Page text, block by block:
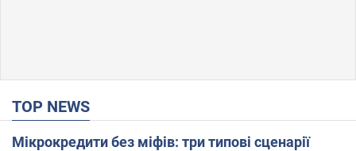
TOP NEWS
Мікрокредити без міфів: три типові сценарії